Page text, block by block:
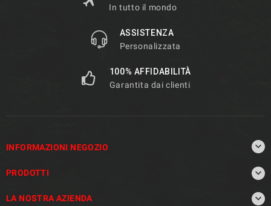
In tutto il mondo
ASSISTENZA
Personalizzata
100% AFFIDABILITÀ
Garantita dai clienti
INFORMAZIONI NEGOZIO 
PRODOTTI 
LA NOSTRA AZIENDA 